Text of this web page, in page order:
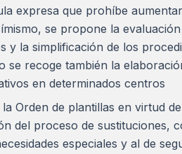
expresa que prohíbe
se propone la evaluación
y la simplificación de los
se recoge también la
en determinados centros
Orden de plantillas en virtud
del proceso de sustituciones,
especiales y al de